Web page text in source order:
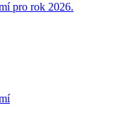
pro rok 2026.